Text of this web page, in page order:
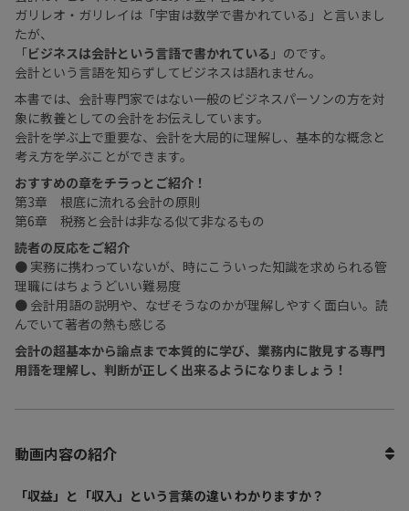
ガリレオ・ガリレイは「宇宙は数学で書かれている」と言いまし
たが、
「ビジネスは会計という言語で書かれている 」のです。
会計という言語を知らずしてビジネスは語れません。
本書では、会計専門家ではない一般のビジネスパーソンの方を対
象に教養としての会計をお伝えしています。
会計を学ぶ上で重要な、会計を大局的に理解し、基本的な概念と
考え方を学ぶことができます。
おすすめの章をチラっとご紹介！
第3章 根底に流れる会計の原則
第6章 税務と会計は非なる似て非なるもの
読者の反応をご紹介
● 実務に携わっていないが、時にこういった知識を求められる管
理職にはちょうどいい難易度
● 会計用語の説明や、なぜそうなのかが理解しやすく面白い。読
んでいて著者の熱も感じる
会計の超基本から論点まで本質的に学び、業務内に散見する専門
用語を理解し、判断が正しく出来るようになりましょう！
動画内容の紹介
「収益」と「収入」という言葉の違い わかりますか？